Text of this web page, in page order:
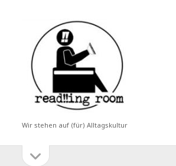
read!!ing
room
Wir stehen auf (für) Alltagskultur
Seitenleiste
öffnen